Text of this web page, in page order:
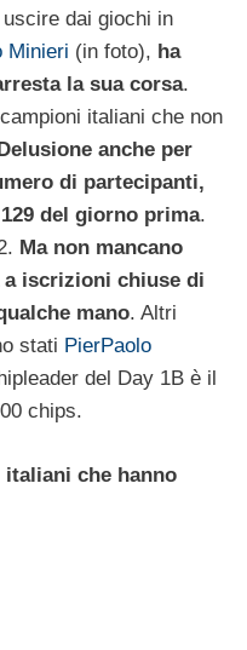
uscire dai giochi in
Minieri (in foto), ha
la sua corsa.
italiani che non
Delusione anche per
di partecipanti,
del giorno prima.
Ma non mancano
iscrizioni chiuse di
mano. Altri
stati PierPaolo
del Day 1B è il
chips.
che hanno